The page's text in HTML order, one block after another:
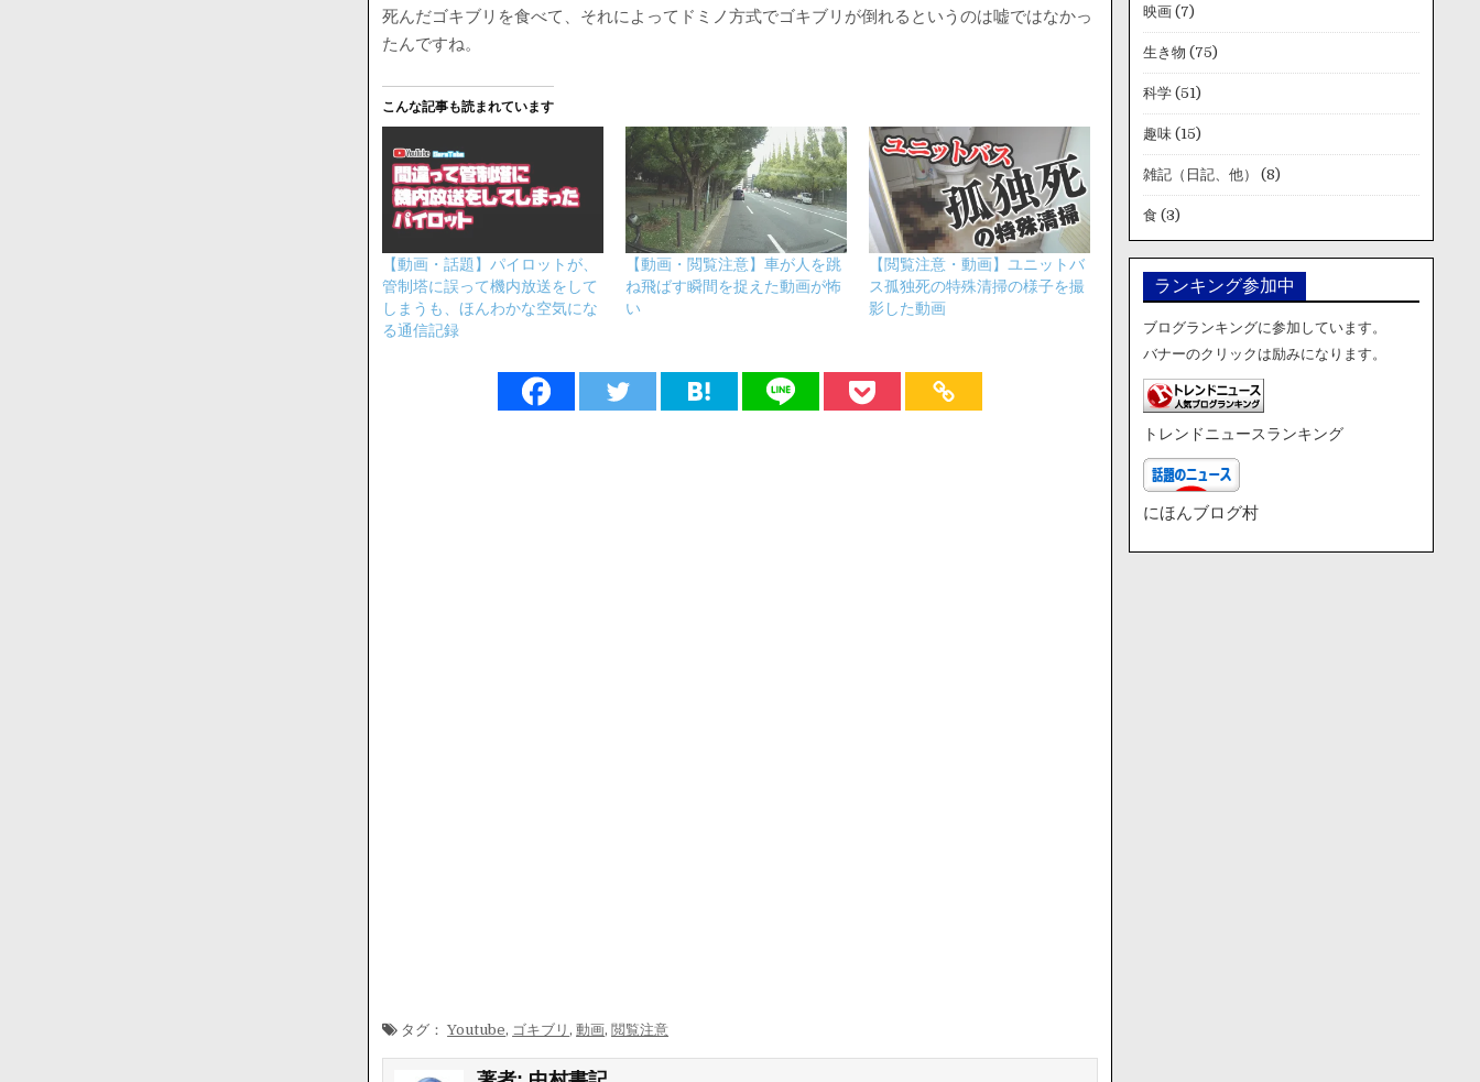
死んだゴキブリを食べて、それによってドミノ方式でゴキブリが倒れるというのは嘘ではなかっ
たんですね。
こんな記事も読まれています
【動画・話題】パイロットが、
管制塔に誤って機内放送をして
しまうも、ほんわかな空気にな
る通信記録
【動画・閲覧注意】車が人を跳
ね飛ばす瞬間を捉えた動画が怖
い
【閲覧注意・動画】ユニットバ
ス孤独死の特殊清掃の様子を撮
影した動画
タグ：Youtube, ゴキブリ,動画, 閲覧注意
映画(7)
生き物 (75)
科学(51)
趣味(15)
雑記（日記、他） (8)
食 (3)
ランキング参加中
ブログランキングに参加しています。
バナーのクリックは励みになります。
トレンドニュースランキング
にほんブログ村